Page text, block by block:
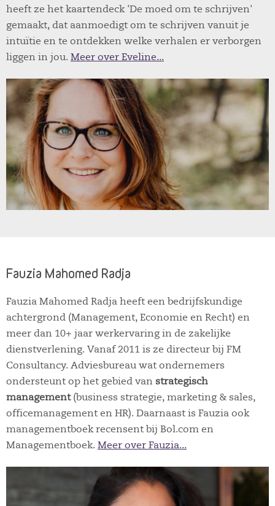
heeft ze het kaartendeck 'De moed om te schrijven'
gemaakt, dat aanmoedigt om te schrijven vanuit je
intuïtie en te ontdekken welke verhalen er verborgen
liggen in jou. Meer over Eveline...
Fauzia Mahomed Radja
Fauzia Mahomed Radja heeft een bedrijfskundige
achtergrond (Management, Economie en Recht) en
meer dan 10+ jaar werkervaring in de zakelijke
dienstverlening. Vanaf 2011 is ze directeur bij FM
Consultancy. Adviesbureau wat ondernemers
ondersteunt op het gebied van strategisch
management(business strategie, marketing & sales,
officemanagement en HR). Daarnaast is Fauzia ook
managementboek recensent bij Bol.com en
Managementboek. Meer over Fauzia...